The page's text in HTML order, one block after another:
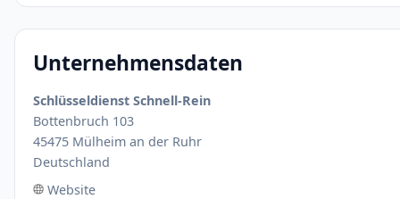
Unternehmensdaten
Schlüsseldienst Schnell-Rein
Bottenbruch 103
45475 Mülheim an der Ruhr
Deutschland
Website